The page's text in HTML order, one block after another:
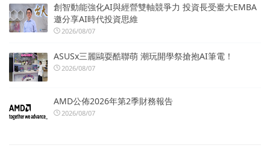
創智動能強化AI與經營雙軸競爭力 投資長受臺大EMBA
邀分享AI時代投資思維
2026/08/07
ASUSx三麗鷗耍酷聯萌 潮玩開學祭搶抱AI筆電！
2026/08/07
AMD公佈2026年第2季財務報告
2026/08/07